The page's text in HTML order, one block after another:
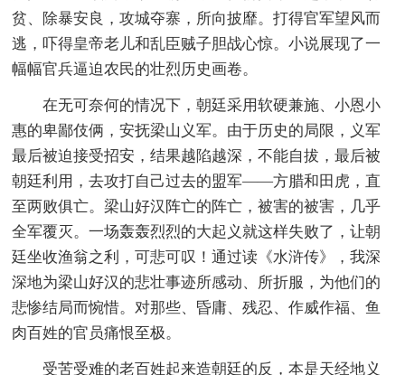
贫、除暴安良，攻城夺寨，所向披靡。打得官军望风而
逃，吓得皇帝老儿和乱臣贼子胆战心惊。小说展现了一
幅幅官兵逼迫农民的壮烈历史画卷。
在无可奈何的情况下，朝廷采用软硬兼施、小恩小
惠的卑鄙伎俩，安抚梁山义军。由于历史的局限，义军
最后被迫接受招安，结果越陷越深，不能自拔，最后被
朝廷利用，去攻打自己过去的盟军——方腊和田虎，直
至两败俱亡。梁山好汉阵亡的阵亡，被害的被害，几乎
全军覆灭。一场轰轰烈烈的大起义就这样失败了，让朝
廷坐收渔翁之利，可悲可叹！通过读《水浒传》，我深
深地为梁山好汉的悲壮事迹所感动、所折服，为他们的
悲惨结局而惋惜。对那些、昏庸、残忍、作威作福、鱼
肉百姓的官员痛恨至极。
受苦受难的老百姓起来造朝廷的反，本是天经地义